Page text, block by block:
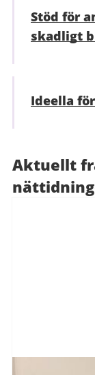
Stöd för
skadligt
Ideella
Aktuellt